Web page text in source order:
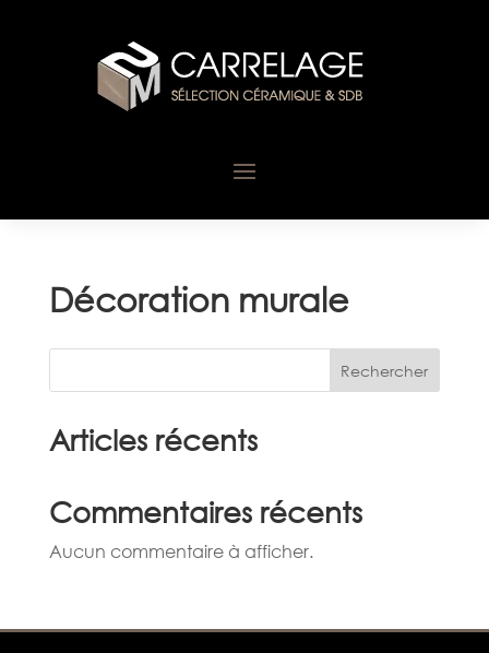
Décoration murale
Rechercher
Articles récents
Commentaires récents
Aucun commentaire à afficher.